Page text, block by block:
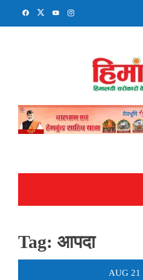
Tag: आपदा
AUG 21